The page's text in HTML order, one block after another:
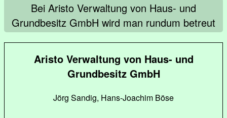
Bei Aristo Verwaltung von Haus- und
Grundbesitz GmbH wird man rundum betreut
Aristo Verwaltung von Haus- und
Grundbesitz GmbH
Jörg Sandig, Hans-Joachim Böse